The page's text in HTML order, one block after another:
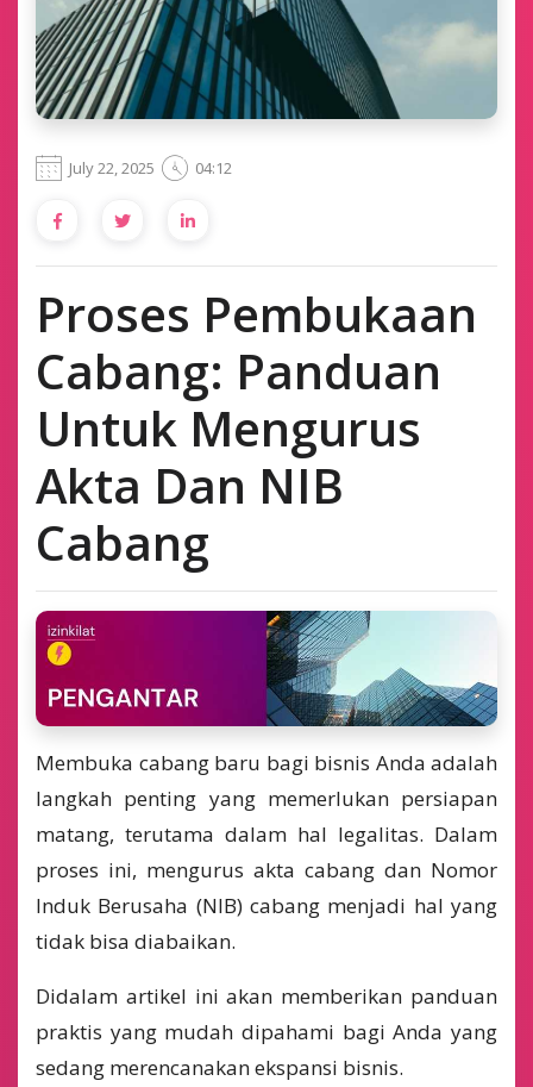
July 22, 2025 04:12
Proses Pembukaan
Cabang: Panduan
Untuk Mengurus
Akta Dan NIB
Cabang
Membuka cabang baru bagi bisnis Anda adalah
langkah penting yang memerlukan persiapan
matang, terutama dalam hal legalitas. Dalam
proses ini, mengurus akta cabang dan Nomor
Induk Berusaha (NIB) cabang menjadi hal yang
tidak bisa diabaikan.
Didalam artikel ini akan memberikan panduan
praktis yang mudah dipahami bagi Anda yang
sedang merencanakan ekspansi bisnis.